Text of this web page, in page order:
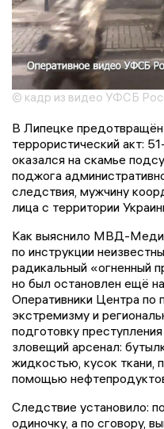
© кадр из видео УФСБ
В Липецке
террористический акт:
оказался на скамье
поджога
следствия, мужчину
лица с территории
Как выяснило МВД-
по инструкции
радикальный «огненный
но был остановлен ещё
Оперативники Центра по
экстремизму и
подготовку
зловещий арсенал:
жидкостью, кусок ткани,
помощью
Следствие установило:
одиночку, а по сговору,